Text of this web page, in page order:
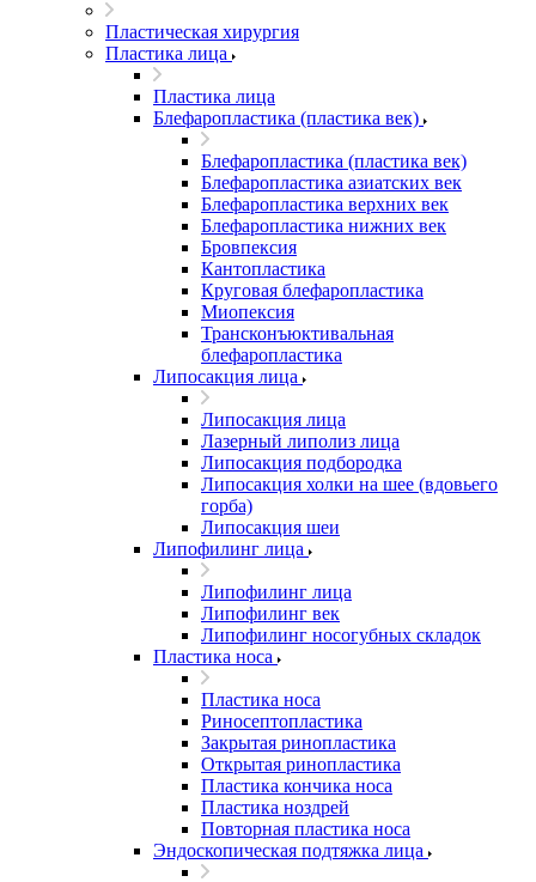
Пластическая хирургия
Пластика лица
Пластика лица
Блефаропластика (пластика век)
Блефаропластика (пластика век)
Блефаропластика азиатских век
Блефаропластика верхних век
Блефаропластика нижних век
Бровпексия
Кантопластика
Круговая блефаропластика
Миопексия
Трансконъюктивальная
блефаропластика
Липосакция лица
Липосакция лица
Лазерный липолиз лица
Липосакция подбородка
Липосакция холки на шее (вдовьего
горба)
Липосакция шеи
Липофилинг лица
Липофилинг лица
Липофилинг век
Липофилинг носогубных складок
Пластика носа
Пластика носа
Риносептопластика
Закрытая ринопластика
Открытая ринопластика
Пластика кончика носа
Пластика ноздрей
Повторная пластика носа
Эндоскопическая подтяжка лица